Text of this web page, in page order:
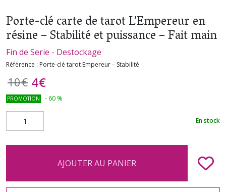
Porte-clé carte de tarot L’Empereur en
résine – Stabilité et puissance – Fait main
Fin de Serie - Destockage
Référence : Porte-clé tarot Empereur – Stabilité
10€ 4€
PROMOTION - 60 %
En stock
AJOUTER AU PANIER